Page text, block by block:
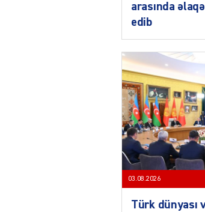
arasında
edib
03.08.2026
Türk dünyası